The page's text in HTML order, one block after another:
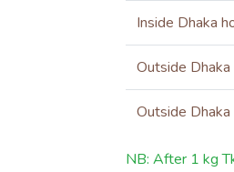
Inside Dhaka
Outside
Outside
NB: After 1 kg